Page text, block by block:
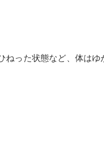
った状態など、体は